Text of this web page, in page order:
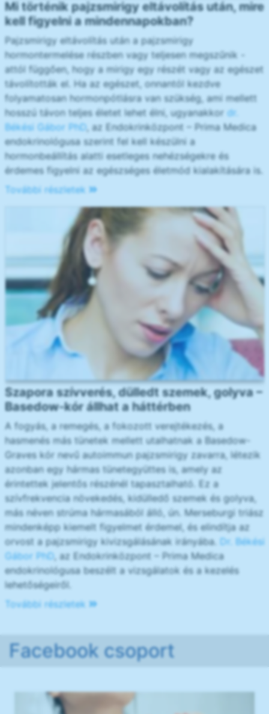
Mi történik pajzsmirigy eltávolítás után, mire
kell figyelni a mindennapokban?
Pajzsmirigy eltávolítás után a pajzsmirigy
hormontermelése részben vagy teljesen megszűnik -
attól függően, hogy a mirigy egy részét vagy az egészet
távolították el. Ha az egészet, onnantól kezdve
folyamatosan hormonpótlásra van szükség, ami mellett
hosszú távon teljes életet lehet élni, ugyanakkor dr.
Békési Gábor PhD
, az Endokrinközpont – Prima Medica
endokrinológusa szerint fel kell készülni a
hormonbeállítás alatti esetleges nehézségekre és
érdemes figyelni az egészséges életmód kialakítására is.
További részletek
Szapora szívverés, dülledt szemek, golyva –
Basedow-kór állhat a háttérben
A fogyás, a remegés, a fokozott verejtékezés, a
hasmenés más tünetek mellett utalhatnak a Basedow-
Graves kór nevű autoimmun pajzsmirigy zavarra, létezik
azonban egy hármas tünetegyüttes is, amely az
érintettek jelentős részénél tapasztalható. Ez a
szívfrekvencia növekedés, kidülledő szemek és golyva,
más néven strúma hármasából álló, ún. Merseburgi triász
mindenképp kiemelt figyelmet érdemel, és elindítja az
orvost a pajzsmirigy kivizsgálásának irányába. Dr. Békési
Gábor PhD, az Endokrinközpont – Prima Medica
endokrinológusa beszélt a vizsgálatok és a kezelés
lehetőségeiről.
További részletek
Facebook csoport